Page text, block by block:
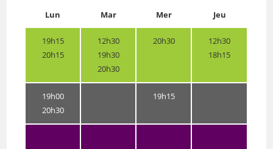
Lun Mar Mer Jeu
19h15
20h15
12h30
19h30
20h30
20h30
12h30
18h15
19h00
20h30
19h15